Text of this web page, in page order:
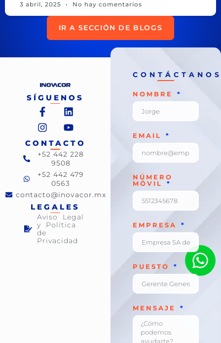
3 abril, 2025 No hay comentarios
IR A SECCIÓN DE BLOGS
SÍGUENOS
CONTACTO
+52 442 228
9508
+52 442 479
0563
contacto@inovacor.mx
LEGALES
Aviso Legal
y Política
de
Privacidad
NOMBRE
EMAIL
NÚMERO
MÓVIL
EMPRESA
PUESTO
MENSAJE